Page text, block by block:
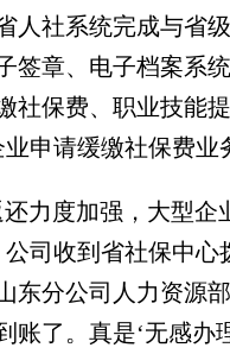
人社系统完成与省
签章、电子档案系
社保费、职业技能
申请缓缴社保费业
度加强，大型企
司收到省社保中心
东分公司人力资源
账了。真是‘无感